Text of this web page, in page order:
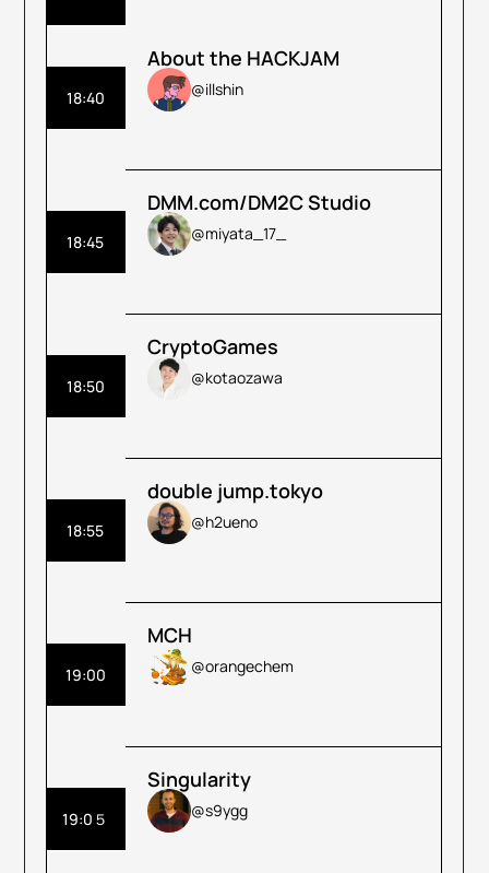
18:40
About the HACKJAM
@illshin
18:45
DMM.com/DM2C Studio
@miyata_17_
18:50
CryptoGames
@kotaozawa
18:55
double jump.tokyo
@h2ueno
19:00
MCH
@orangechem
19:0５
Singularity
@s9ygg